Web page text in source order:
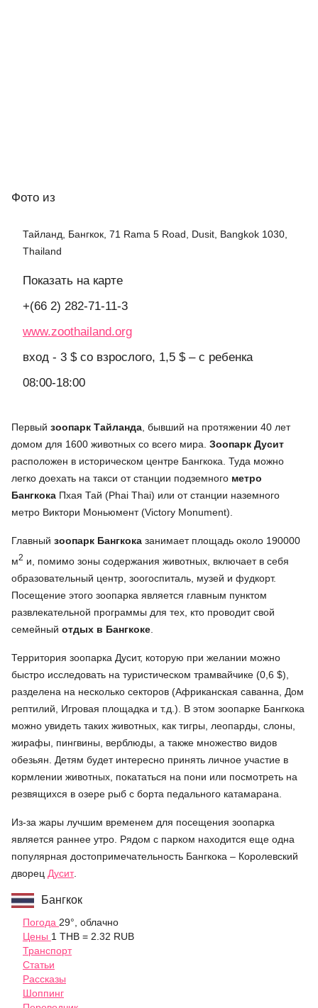
Фото из
Тайланд, Бангкок, 71 Rama 5 Road, Dusit, Bangkok 1030,
Thailand
Показать на карте
+(66 2) 282-71-11-3
www.zoothailand.org
вход - 3 $ со взрослого, 1,5 $ – с ребенка
08:00-18:00
Первый зоопарк Тайланда, бывший на протяжении 40 лет
домом для 1600 животных со всего мира. Зоопарк Дусит
расположен в историческом центре Бангкока. Туда можно
легко доехать на такси от станции подземного метро
Бангкока Пхая Тай (Phai Thai) или от станции наземного
метро Виктори Моньюмент (Victory Monument).
Главный зоопарк Бангкока занимает площадь около 190000
м2 и, помимо зоны содержания животных, включает в себя
образовательный центр, зоогоспиталь, музей и фудкорт.
Посещение этого зоопарка является главным пунктом
развлекательной программы для тех, кто проводит свой
семейный отдых в Бангкоке
Территория зоопарка Дусит, которую при желании можно
быстро исследовать на туристическом трамвайчике (0,6 $),
разделена на несколько секторов (Африканская саванна, Дом
рептилий, Игровая площадка и т.д.). В этом зоопарке Бангкока
можно увидеть таких животных, как тигры, леопарды, слоны,
жирафы, пингвины, верблюды, а также множество видов
обезьян. Детям будет интересно принять личное участие в
кормлении животных, покататься на пони или посмотреть на
резвящихся в озере рыб с борта педального катамарана.
Из-за жары лучшим временем для посещения зоопарка
является раннее утро. Рядом с парком находится еще одна
популярная достопримечательность Бангкока – Королевский
дворец Дусит.
Бангкок
Погода 29°, облачно
Цены 1 THB = 2.32 RUB
Транспорт
Статьи
Рассказы
Шоппинг